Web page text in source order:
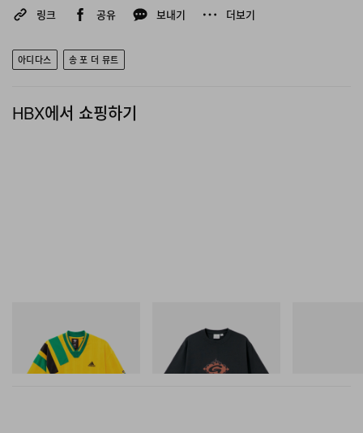
링크 공유 보내기 더보기
아디다스 송 포 더 뮤트
HBX에서 쇼핑하기
Adidas Originals X Brain
Dead Disney Football Jersey
쇼핑하기
Flame Tee
쇼핑하기